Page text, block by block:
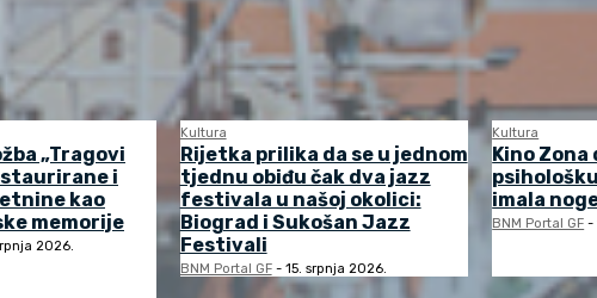
„Tragovi
i
kao
memorije
2026.
Kultura
Rijetka prilika da se u jednom
tjednu obiđu čak dva jazz
festivala u našoj okolici:
Biograd i Sukošan Jazz
Festivali
BNM Portal GF - 15. srpnja 2026.
Kultura
Kino
imala
BNM Portal GF -